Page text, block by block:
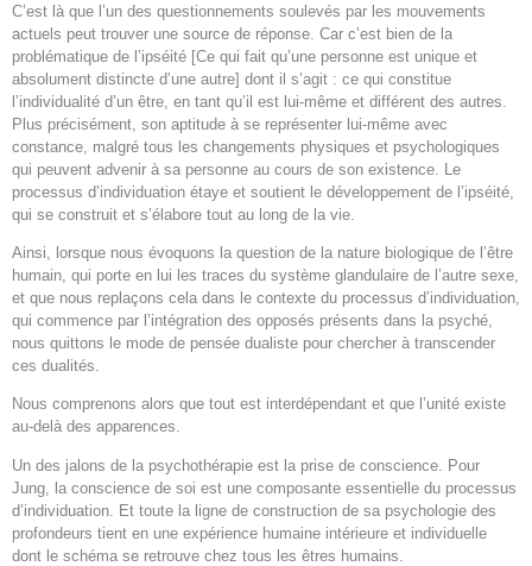
C’est là que l’un des questionnements soulevés par les mouvements
actuels peut trouver une source de réponse. Car c’est bien de la
problématique de l’ipséité [Ce qui fait qu’une personne est unique et
absolument distincte d’une autre] dont il s’agit : ce qui constitue
l’individualité d’un être, en tant qu’il est lui-même et différent des autres.
Plus précisément, son aptitude à se représenter lui-même avec
constance, malgré tous les changements physiques et psychologiques
qui peuvent advenir à sa personne au cours de son existence. Le
processus d’individuation étaye et soutient le développement de l’ipséité,
qui se construit et s’élabore tout au long de la vie.
Ainsi, lorsque nous évoquons la question de la nature biologique de l’être
humain, qui porte en lui les traces du système glandulaire de l’autre sexe,
et que nous replaçons cela dans le contexte du processus d’individuation,
qui commence par l’intégration des opposés présents dans la psyché,
nous quittons le mode de pensée dualiste pour chercher à transcender
ces dualités.
Nous comprenons alors que tout est interdépendant et que l’unité existe
au-delà des apparences.
Un des jalons de la psychothérapie est la prise de conscience. Pour
Jung, la conscience de soi est une composante essentielle du processus
d’individuation. Et toute la ligne de construction de sa psychologie des
profondeurs tient en une expérience humaine intérieure et individuelle
dont le schéma se retrouve chez tous les êtres humains.